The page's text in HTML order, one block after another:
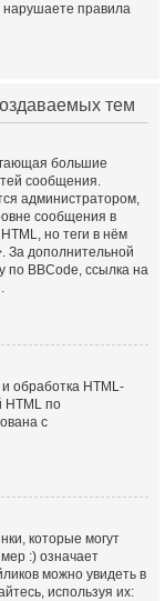
нарушаете правила
тем
большие
сообщения.
администратором,
сообщения в
но теги в нём
За дополнительной
по BBCode, ссылка на
обработка HTML-
HTML по
с
которые могут
:) означает
можно увидеть в
используя их: